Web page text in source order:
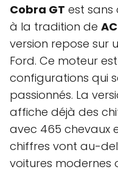
Cobra GT est sans
à la tradition de
version repose sur
Ford. Ce moteur
configurations qui
passionnés. La
affiche déjà des
avec 465 chevaux
chiffres vont au-
voitures modernes